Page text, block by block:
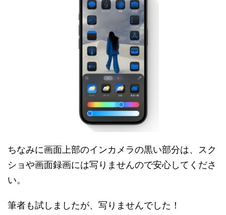
ちなみに画面上部のインカメラの黒い部分は、スク
ショや画面録画には写りませんので安心してくださ
い。
筆者も試しましたが、写りませんでした！